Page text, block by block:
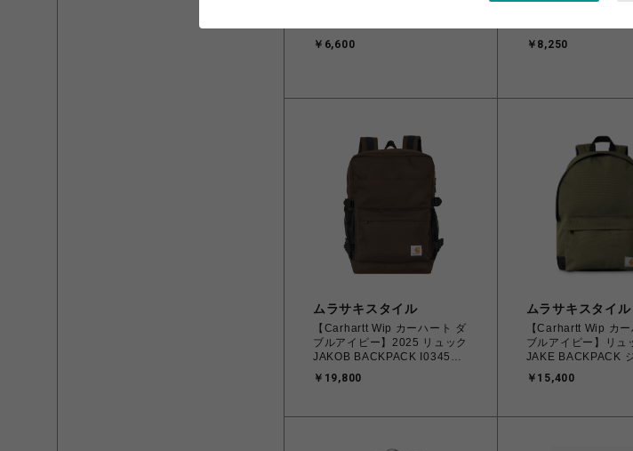
￥6,600
￥8,250
ムラサキスタイル
【Carhartt Wip カーハート ダ
ブルアイピー】2025 リュック
JAKOB BACKPACK I034594
Liberica Fサイズ【送料無料 :
北海道/沖縄/離島を除く】
￥19,800
ムラサキスタイル
【Carhartt Wip カ
ブルアイピー】リュ
JAKE BACKPACK
バックパック
Green Fサイズ【送
￥15,400